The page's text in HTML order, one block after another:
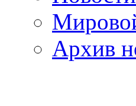
Архив